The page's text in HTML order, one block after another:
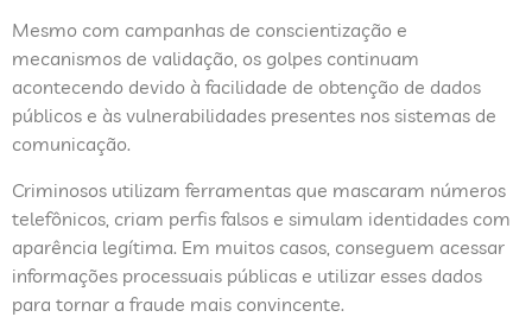
Mesmo com campanhas de conscientização e
mecanismos de validação, os golpes continuam
acontecendo devido à facilidade de obtenção de dados
públicos e às vulnerabilidades presentes nos sistemas de
comunicação.
Criminosos utilizam ferramentas que mascaram números
telefônicos, criam perfis falsos e simulam identidades com
aparência legítima. Em muitos casos, conseguem acessar
informações processuais públicas e utilizar esses dados
para tornar a fraude mais convincente.